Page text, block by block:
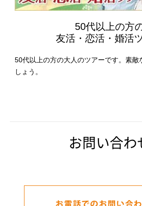
50代以上の方
友活・恋活・婚活
50代以上の方の大人のツアーです。素敵
しょう。
お問い合わ